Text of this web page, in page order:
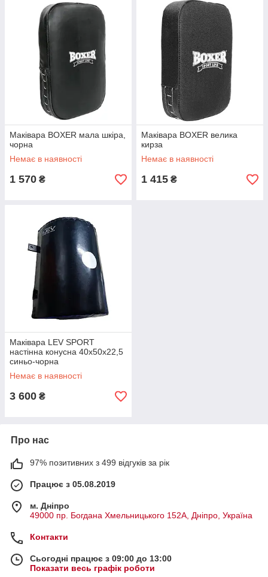
Маківара BOXER мала шкіра,
чорна
Немає в наявності
1 570 ₴
Маківара BOXER велика
кирза
Немає в наявності
1 415 ₴
Маківара LEV SPORT
настінна конусна 40х50х22,5
синьо-чорна
Немає в наявності
3 600 ₴
Про нас
97% позитивних з 499 відгуків за рік
Працює з 05.08.2019
м. Дніпро
49000 пр. Богдана Хмельницького 152А, Дніпро, Україна
Контакти
Сьогодні працює з 09:00 до 13:00
Показати весь графік роботи